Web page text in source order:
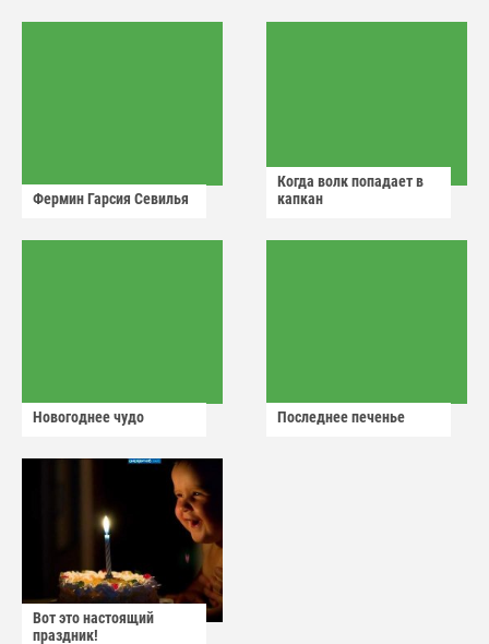
Фермин Гарсия Севилья
Когда волк попадает в
капкан
Новогоднее чудо Последнее печенье
Вот это настоящий
праздник!